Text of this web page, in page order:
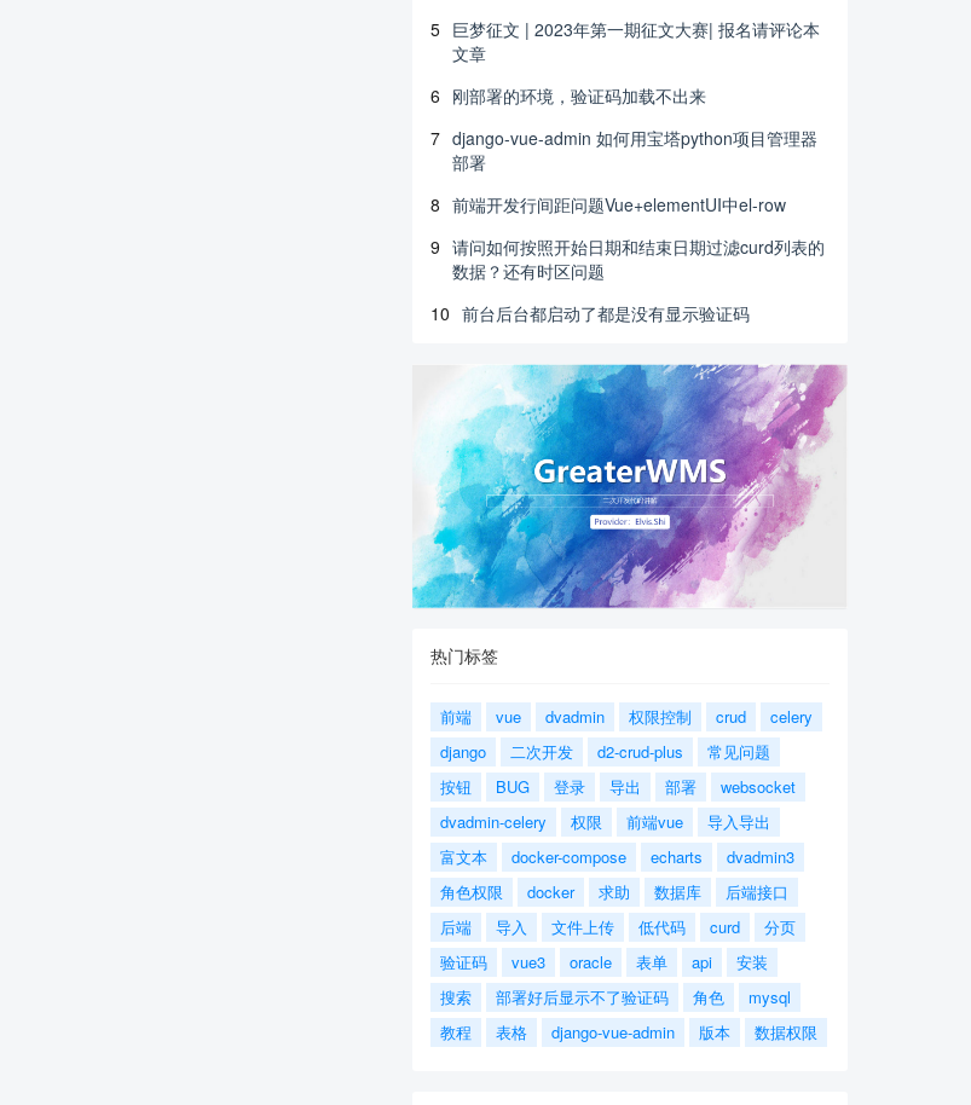
5 巨梦征文 | 2023年第一期征文大赛| 报名请评论本
文章
6 刚部署的环境，验证码加载不出来
7 django-vue-admin 如何用宝塔python项目管理器
部署
8 前端开发行间距问题Vue+elementUI中el-row
9 请问如何按照开始日期和结束日期过滤curd列表的
数据？还有时区问题
10 前台后台都启动了都是没有显示验证码
热门标签
前端 vue dvadmin 权限控制 crud
celery
django
二次开发 d2-crud-plus
常见问题
按钮
BUG 登录 导出 部署
websocket
dvadmin-celery
权限 前端vue
导入导出
富文本
docker-compose echarts
dvadmin3
角色权限
docker 求助 数据库
后端接口
后端
导入 文件上传 低代码 curd
分页
验证码
vue3 oracle 表单 api
安装
搜索
部署好后显示不了验证码 角色
mysql
教程
表格 django-vue-admin 版本 数据权限